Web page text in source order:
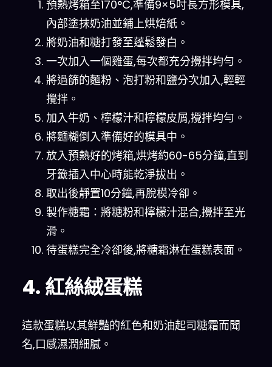
預熱烤箱至170°C,準備9×5吋長方形模具,
內部塗抹奶油並鋪上烘焙紙。
將奶油和糖打發至蓬鬆發白。
一次加入一個雞蛋,每次都充分攪拌均勻。
將過篩的麵粉、泡打粉和鹽分次加入,輕輕
攪拌。
加入牛奶、檸檬汁和檸檬皮屑,攪拌均勻。
將麵糊倒入準備好的模具中。
放入預熱好的烤箱,烘烤約60-65分鐘,直到
牙籤插入中心時能乾淨拔出。
取出後靜置10分鐘,再脫模冷卻。
製作糖霜：將糖粉和檸檬汁混合,攪拌至光
滑。
待蛋糕完全冷卻後,將糖霜淋在蛋糕表面。
4. 紅絲絨蛋糕
這款蛋糕以其鮮豔的紅色和奶油起司糖霜而聞
名,口感濕潤細膩。